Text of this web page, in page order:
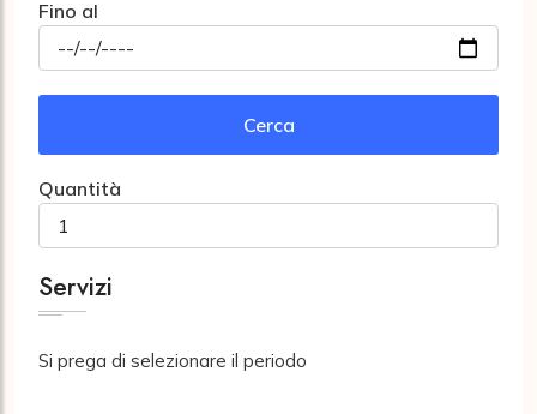
Fino al
Cerca
Quantità
Servizi
Si prega di selezionare il periodo